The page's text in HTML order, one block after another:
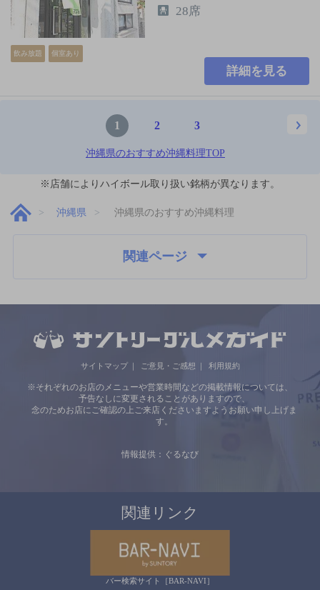
飲み放題 個室あり
28席
詳細を見る
1 2 3
沖縄県のおすすめ沖縄料理TOP
※店舗によりハイボール取り扱い銘柄が異なります。
沖縄県 沖縄県のおすすめ沖縄料理
関連ページ
サイトマップ ご意見・ご感想 利用規約
※それぞれのお店のメニューや営業時間などの掲載情報については、
予告なしに変更されることがありますので、
念のためお店にご確認の上ご来店くださいますようお願い申し上げま
す。
情報提供：ぐるなび
関連リンク
バー検索サイト［BAR-NAVI］